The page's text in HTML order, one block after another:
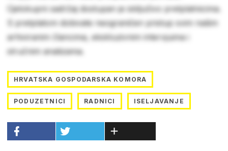
Cjelokupni sadržaj dostupan je isključivo pretplatnicima.
S pretplatom dobivate neograničen pristup svim našim
arhiviranim člancima, ekskluzivnim intervjuima i
stručnim analizama.
HRVATSKA GOSPODARSKA KOMORA
PODUZETNICI RADNICI ISELJAVANJE